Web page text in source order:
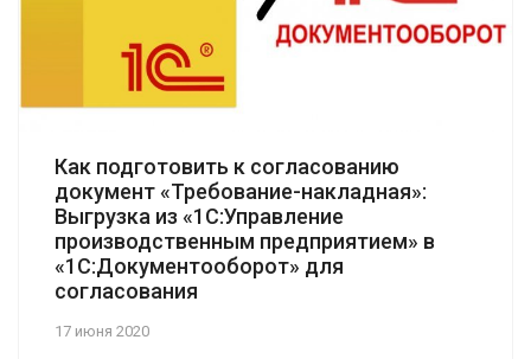
Как подготовить к согласованию
документ «Требование-накладная»:
Выгрузка из «1С:Управление
производственным предприятием» в
«1С:Документооборот» для
согласования
17 июня 2020